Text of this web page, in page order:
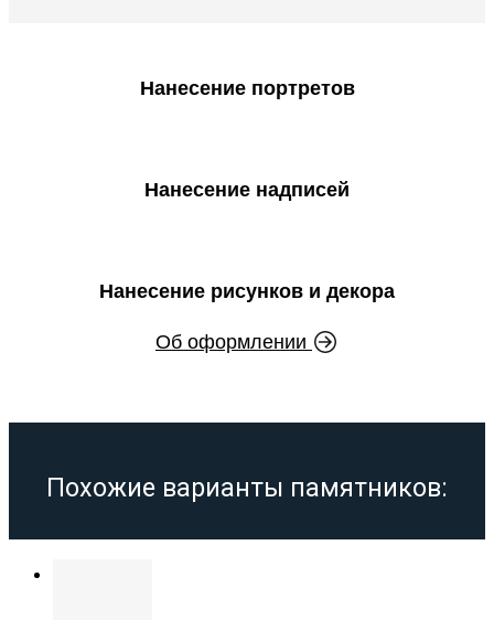
Нанесение портретов
Нанесение надписей
Нанесение рисунков и декора
Об оформлении
Похожие варианты памятников: